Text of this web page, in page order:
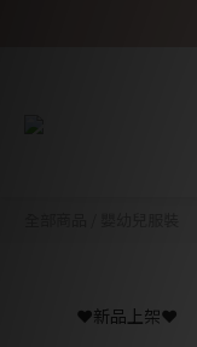
❤️新品上架❤️